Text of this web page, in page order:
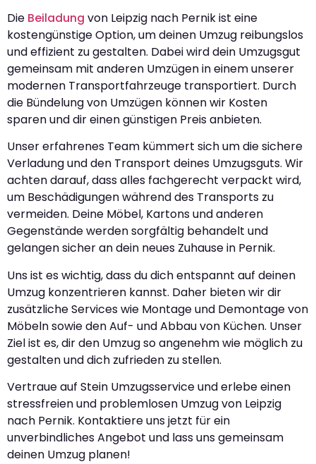
Die Beiladung von Leipzig nach Pernik ist eine
kostengünstige Option, um deinen Umzug reibungslos
und effizient zu gestalten. Dabei wird dein Umzugsgut
gemeinsam mit anderen Umzügen in einem unserer
modernen Transportfahrzeuge transportiert. Durch
die Bündelung von Umzügen können wir Kosten
sparen und dir einen günstigen Preis anbieten.
Unser erfahrenes Team kümmert sich um die sichere
Verladung und den Transport deines Umzugsguts. Wir
achten darauf, dass alles fachgerecht verpackt wird,
um Beschädigungen während des Transports zu
vermeiden. Deine Möbel, Kartons und anderen
Gegenstände werden sorgfältig behandelt und
gelangen sicher an dein neues Zuhause in Pernik.
Uns ist es wichtig, dass du dich entspannt auf deinen
Umzug konzentrieren kannst. Daher bieten wir dir
zusätzliche Services wie Montage und Demontage von
Möbeln sowie den Auf- und Abbau von Küchen. Unser
Ziel ist es, dir den Umzug so angenehm wie möglich zu
gestalten und dich zufrieden zu stellen.
Vertraue auf Stein Umzugsservice und erlebe einen
stressfreien und problemlosen Umzug von Leipzig
nach Pernik. Kontaktiere uns jetzt für ein
unverbindliches Angebot und lass uns gemeinsam
deinen Umzug planen!